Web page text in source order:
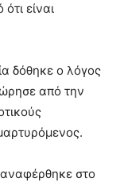
είναι
δόθηκε ο λόγος
από την
στο